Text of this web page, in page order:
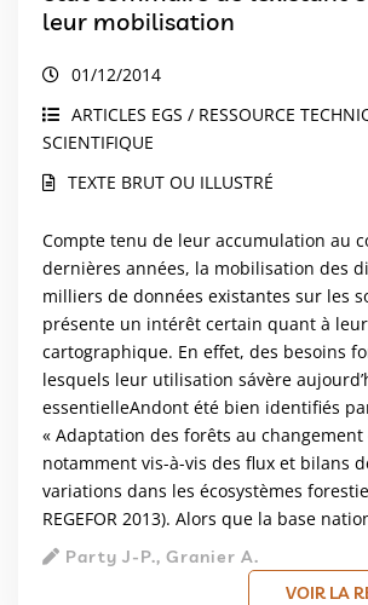
leur mobilisation
01/12/2014
ARTICLES EGS / RESSOURCE
SCIENTIFIQUE
TEXTE BRUT OU ILLUSTRÉ
Compte tenu de leur accumulation au
dernières années, la mobilisation des
milliers de données existantes sur les
présente un intérêt certain quant à
cartographique. En effet, des besoins
lesquels leur utilisation sávère
essentielleAndont été bien identifiés
« Adaptation des forêts au
notamment vis-à-vis des flux et bilans
variations dans les écosystèmes
REGEFOR 2013). Alors que la base
Party J-P., Granier A.
VOIR LA